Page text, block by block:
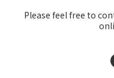
Please feel free to